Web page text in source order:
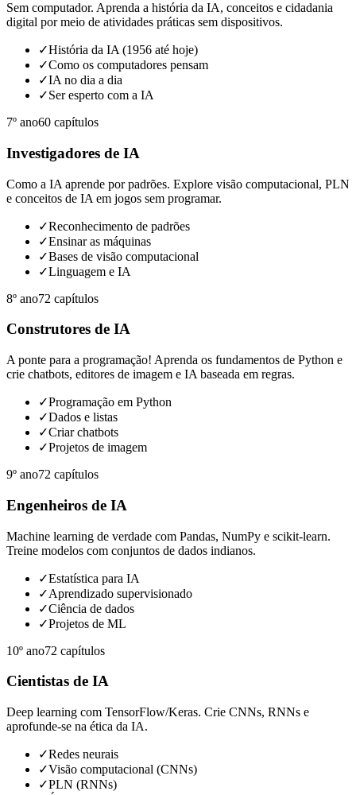
Sem computador. Aprenda a história da IA, conceitos e cidadania
digital por meio de atividades práticas sem dispositivos.
✓História da IA (1956 até hoje)
✓Como os computadores pensam
✓IA no dia a dia
✓Ser esperto com a IA
7º ano60 capítulos
Investigadores de IA
Como a IA aprende por padrões. Explore visão computacional, PLN
e conceitos de IA em jogos sem programar.
✓Reconhecimento de padrões
✓Ensinar as máquinas
✓Bases de visão computacional
✓Linguagem e IA
8º ano72 capítulos
Construtores de IA
A ponte para a programação! Aprenda os fundamentos de Python e
crie chatbots, editores de imagem e IA baseada em regras.
✓Programação em Python
✓Dados e listas
✓Criar chatbots
✓Projetos de imagem
9º ano72 capítulos
Engenheiros de IA
Machine learning de verdade com Pandas, NumPy e scikit-learn.
Treine modelos com conjuntos de dados indianos.
✓Estatística para IA
✓Aprendizado supervisionado
✓Ciência de dados
✓Projetos de ML
10º ano72 capítulos
Cientistas de IA
Deep learning com TensorFlow/Keras. Crie CNNs, RNNs e
aprofunde-se na ética da IA.
✓Redes neurais
✓Visão computacional (CNNs)
✓PLN (RNNs)